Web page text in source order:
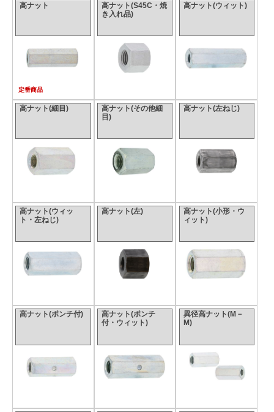
高ナット
定番商品
高ナット(S45C・焼
き入れ品)
高ナット(ウィット)
高ナット(細目)
高ナット(その他細
目)
高ナット(左ねじ)
高ナット(ウィッ
ト・左ねじ)
高ナット(左)
高ナット(小形・ウ
ィット)
高ナット(ポンチ付)
高ナット(ポンチ
付・ウィット)
異径高ナット(M－
M)